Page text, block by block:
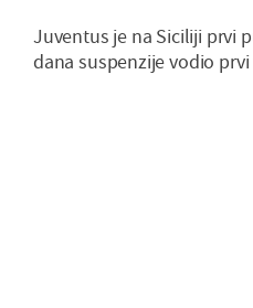
Juventus je na Siciliji prvi
dana suspenzije vodio